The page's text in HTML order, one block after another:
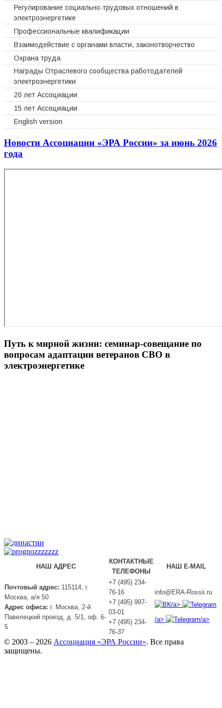
Регулирование социально-трудовых отношений в
электроэнергетике
Профессиональные квалификации
Взаимодействие с органами власти, законотворчество
Охрана труда
Награды Отраслевого сообщества работодателей
электроэнергетики
20 лет Ассоциации
15 лет Ассоциации
English version
Новости Ассоциации «ЭРА России» за июнь 2026
года
Путь к мирной жизни: семинар-совещание по
вопросам адаптации ветеранов СВО в
электроэнергетике
НАШ АДРЕС
КОНТАКТНЫЕ
ТЕЛЕФОНЫ
НАШ E-MAIL
Почтовый адрес: 115114, г.
Москва, а/я 50
Адрес офиса: г. Москва, 2-й
Павелецкий проезд, д. 5/1, оф. 6-
5
+7 (495) 234-
76-16
+7 (495) 997-
03-01
+7 (495) 234-
76-37
info@ERA-Rossii.ru
/a>
/a>
/a>
© 2003 – 2026 Ассоциация «ЭРА России». Все права
защищены.